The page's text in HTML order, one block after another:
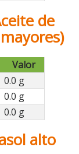
de
Valor
0.0 g
0.0 g
0.0 g
alto